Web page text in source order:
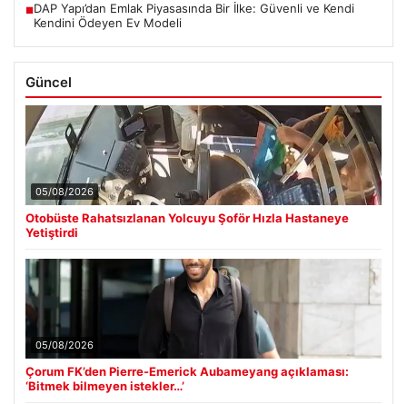
■DAP Yapı’dan Emlak Piyasasında Bir İlke: Güvenli ve Kendi
Kendini Ödeyen Ev Modeli
Güncel
05/08/2026
Otobüste Rahatsızlanan Yolcuyu Şoför Hızla Hastaneye
Yetiştirdi
05/08/2026
Çorum FK’den Pierre-Emerick Aubameyang açıklaması:
‘Bitmek bilmeyen istekler…’